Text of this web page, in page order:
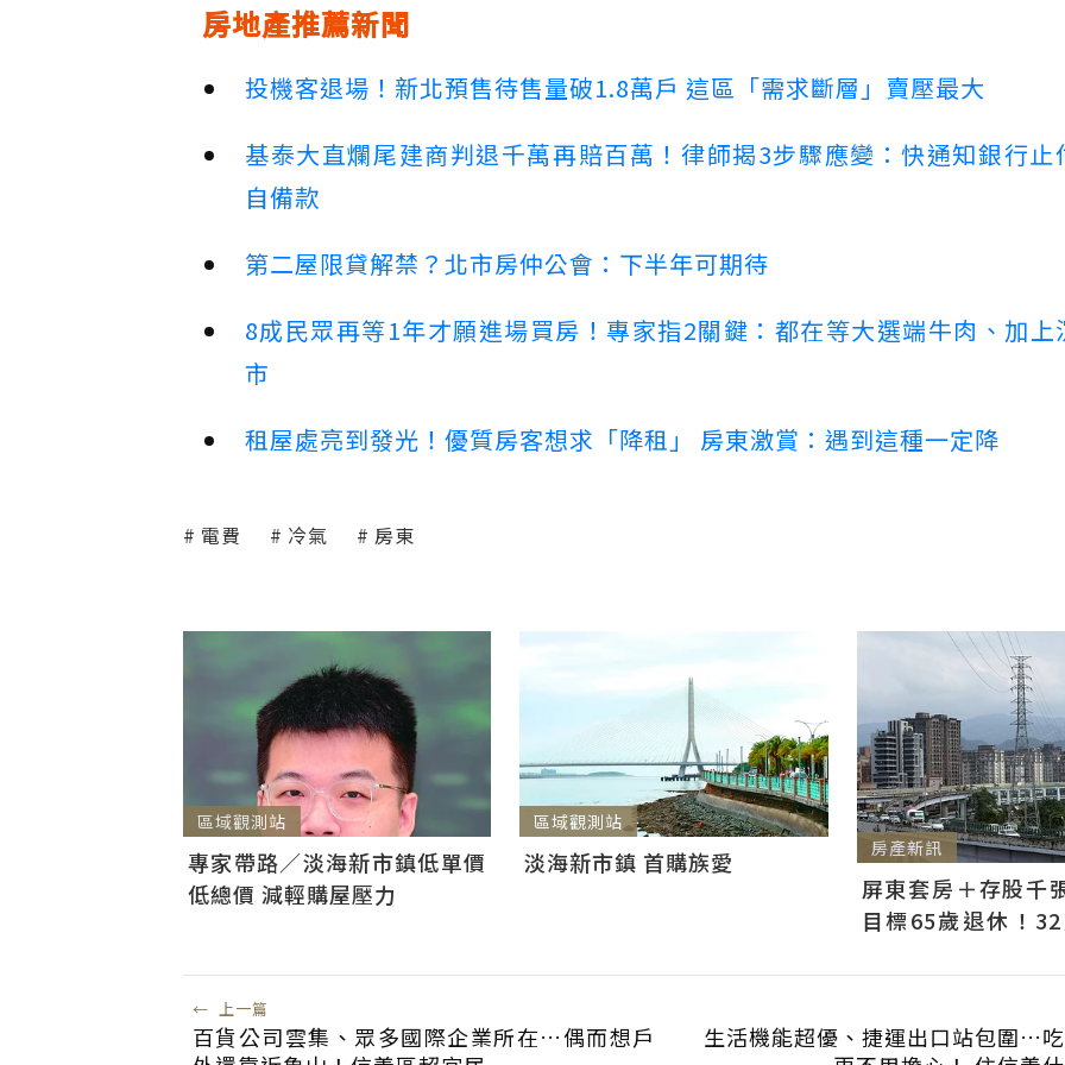
房地產推薦新聞
投機客退場！新北預售待售量破1.8萬戶 這區「需求斷層」賣壓最大
基泰大直爛尾建商判退千萬再賠百萬！律師揭3步驟應變：快通知銀行止
自備款
第二屋限貸解禁？北市房仲公會：下半年可期待
8成民眾再等1年才願進場買房！專家指2關鍵：都在等大選端牛肉、加上
市
租屋處亮到發光！優質房客想求「降租」 房東激賞：遇到這種一定降
電費 冷氣 房東
區域觀測站
專家帶路／淡海新市鎮低單價
低總價 減輕購屋壓力
區域觀測站
淡海新市鎮 首購族愛 房產新訊
屏東套房＋存股千
目標65歲退休！
← 上一篇
百貨公司雲集、眾多國際企業所在…偶而想戶
生活機能超優、捷運出口站包圍…